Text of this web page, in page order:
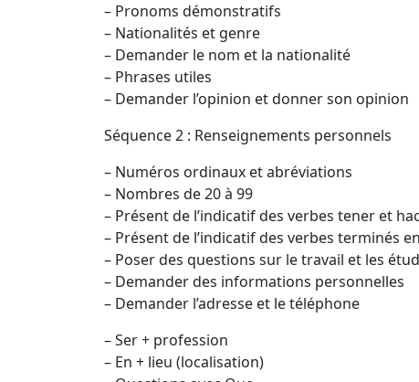
– Pronoms démonstratifs
– Nationalités et genre
– Demander le nom et la nationalité
– Phrases utiles
– Demander l’opinion et donner son opinion
Séquence 2 : Renseignements personnels
– Numéros ordinaux et abréviations
– Nombres de 20 à 99
– Présent de l’indicatif des verbes tener et
– Présent de l’indicatif des verbes terminés
– Poser des questions sur le travail et les
– Demander des informations personnelles
– Demander l’adresse et le téléphone
– Ser + profession
– En + lieu (localisation)